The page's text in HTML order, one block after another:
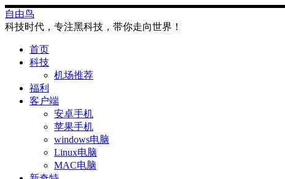
Skip
to
content
自由鸟
科技时代，专注黑科技，带你走向世界！
首页
科技
机场推荐
福利
客户端
安卓手机
苹果手机
windows电脑
Linux电脑
MAC电脑